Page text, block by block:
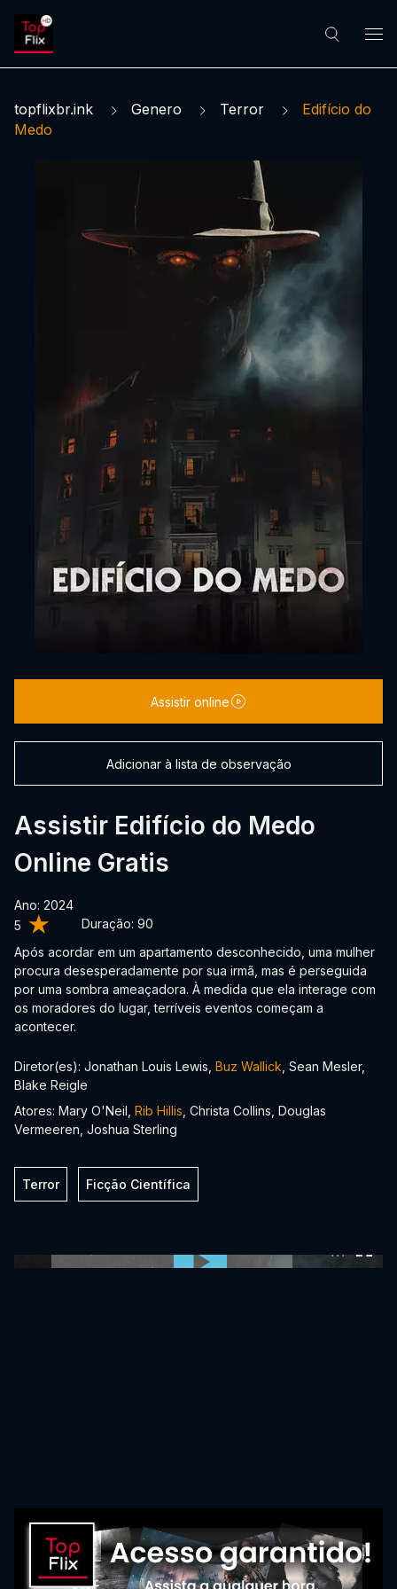
topflixbr.ink Genero Terror
Edifício do
Medo
5 Duração: 90
Assistir Edifício do Medo
Online Gratis
Ano: 2024
Após acordar em um apartamento desconhecido, uma mulher
procura desesperadamente por sua irmã, mas é perseguida
por uma sombra ameaçadora. À medida que ela interage com
os moradores do lugar, terríveis eventos começam a
acontecer.
Assistir online
Adicionar à lista de observação
Diretor(es): Jonathan Louis Lewis, Buz Wallick , Sean Mesler,
Blake Reigle
Atores: Mary O'Neil, Rib Hillis , Christa Collins, Douglas
Vermeeren, Joshua Sterling
Terror Ficção Científica